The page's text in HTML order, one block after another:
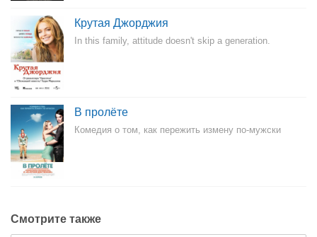
Крутая Джорджия
In this family, attitude doesn't skip a generation.
В пролёте
Комедия о том, как пережить измену по-мужски
Смотрите также